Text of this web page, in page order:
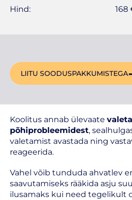
Hind:
168
LIITU SOODUSPAKKUMISTEGA
Koolitus annab ülevaate
põhiprobleemidest,
valetamist avastada ning
reageerida.
Vahel võib tunduda ahvatlev
saavutamiseks rääkida asju
ilusamaks kui need tegelikult